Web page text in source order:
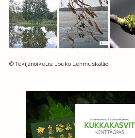
© Tekijänoikeus: Jouko Lehmuskallio